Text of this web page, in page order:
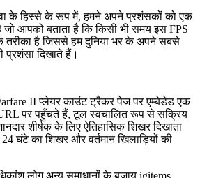
के हिस्से के रूप में, हमने अपने प्रशंसकों को एक
जो आपको बताता है कि किसी भी समय इस FPS
है जिससे हम दुनिया भर के अपने सबसे
दिखाते हैं।
II प्लेयर काउंट ट्रैकर पेज पर एम्बेडेड एक
पर पहुँचते हैं, टूल स्वचालित रूप से सक्रिय
शीर्षक के लिए ऐतिहासिक शिखर दिखाता
घंटे का शिखर और वर्तमान खिलाड़ियों की